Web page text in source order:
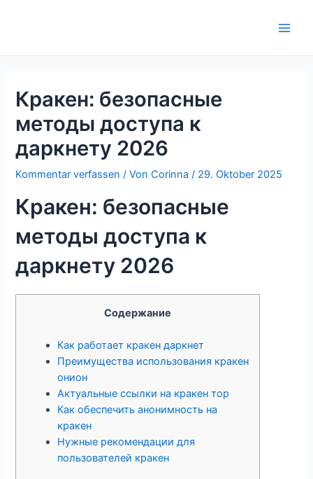
Кракен: безопасные
методы доступа к
даркнету 2026
Kommentar verfassen / VonCorinna/ 29. Oktober 2025
Кракен: безопасные
методы доступа к
даркнету 2026
Содержание
Как работает кракен даркнет
Преимущества использования кракен
онион
Актуальные ссылки на кракен тор
Как обеспечить анонимность на
кракен
Нужные рекомендации для
пользователей кракен